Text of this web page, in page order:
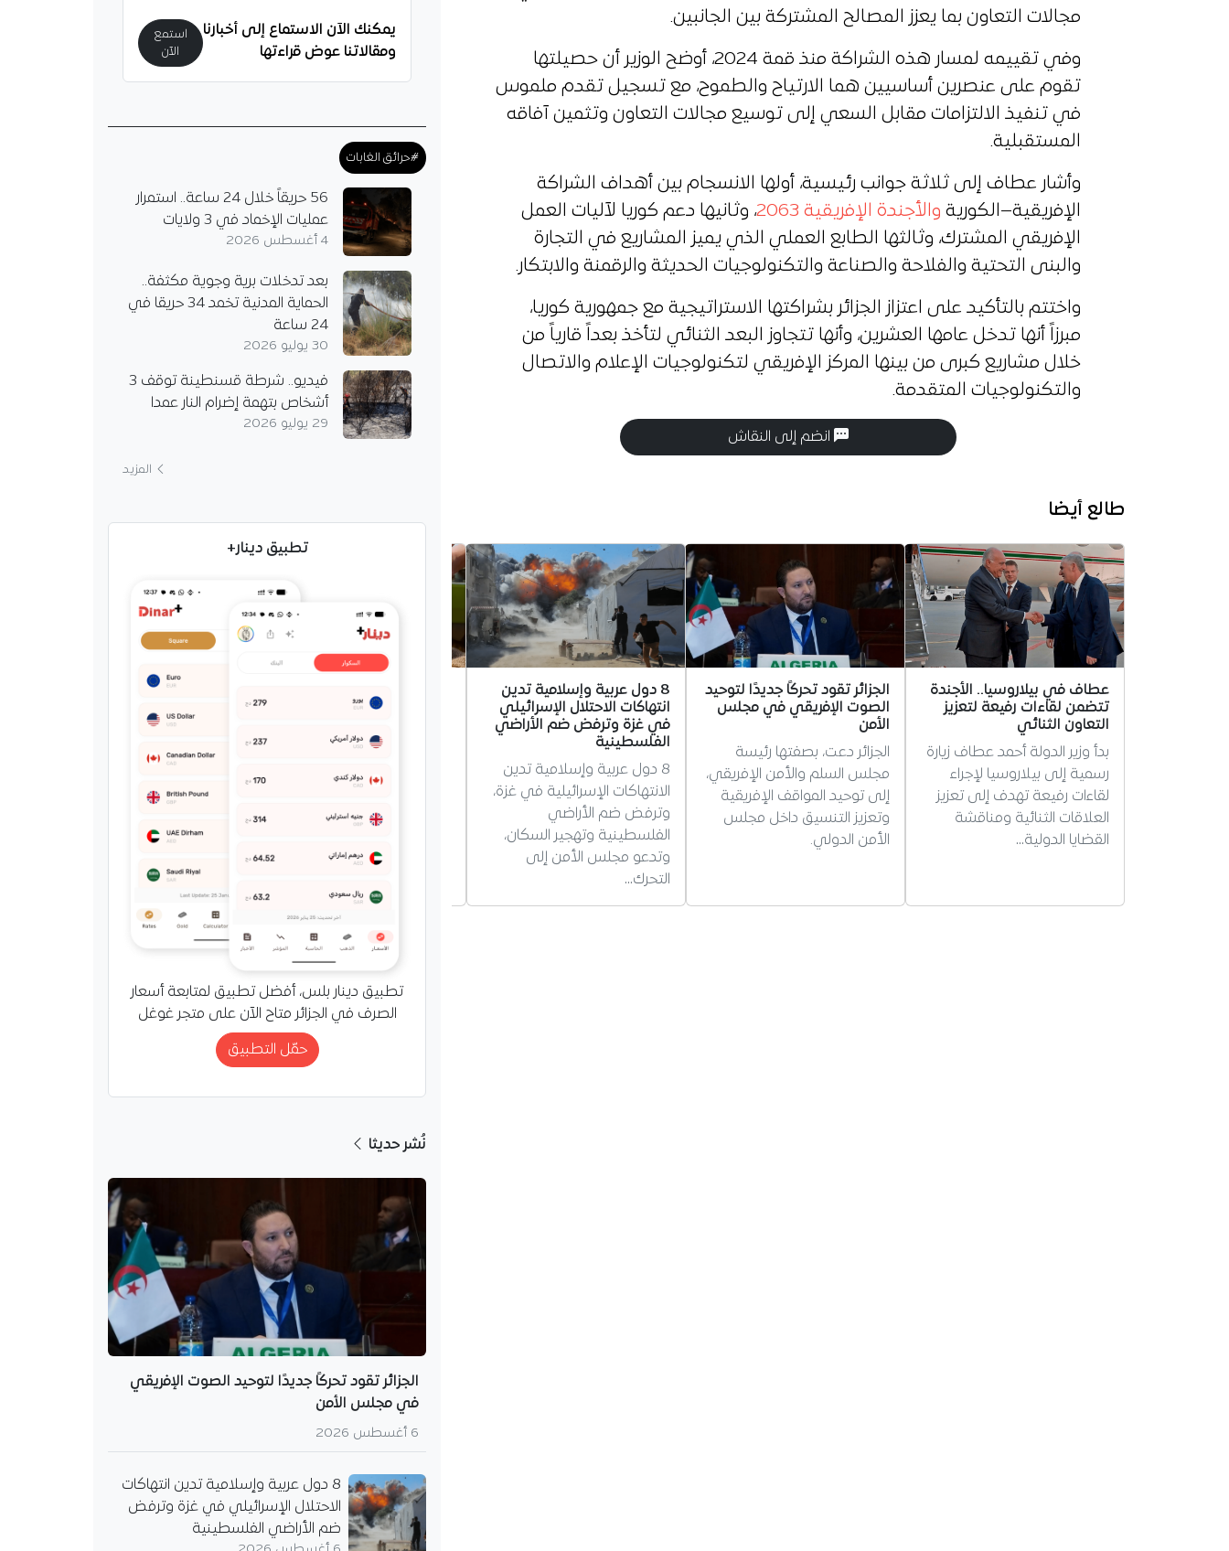
مجالات التعاون بما يعزز المصالح المشتركة بين الجانبين.
وفي تقييمه لمسار هذه الشراكة منذ قمة 2024، أوضح الوزير أن حصيلتها
تقوم على عنصرين أساسيين هما الارتياح والطموح، مع تسجيل تقدم ملموس
في تنفيذ الالتزامات مقابل السعي إلى توسيع مجالات التعاون وتثمين آفاقه
المستقبلية.
وأشار عطاف إلى ثلاثة جوانب رئيسية، أولها الانسجام بين أهداف الشراكة
الإفريقية–الكورية والأجندة الإفريقية 2063
، وثانيها دعم كوريا لآليات العمل
الإفريقي المشترك، وثالثها الطابع العملي الذي يميز المشاريع في التجارة
والبنى التحتية والفلاحة والصناعة والتكنولوجيات الحديثة والرقمنة والابتكار.
واختتم بالتأكيد على اعتزاز الجزائر بشراكتها الاستراتيجية مع جمهورية كوريا،
مبرزاً أنها تدخل عامها العشرين، وأنها تتجاوز البعد الثنائي لتأخذ بعداً قارياً من
خلال مشاريع كبرى من بينها المركز الإفريقي لتكنولوجيات الإعلام والاتصال
والتكنولوجيات المتقدمة.
انضم إلى النقاش
طالع أيضا
عطاف في بيلاروسيا.. الأجندة
تتضمن لقاءات رفيعة لتعزيز
التعاون الثنائي
بدأ وزير الدولة أحمد عطاف زيارة
رسمية إلى بيلاروسيا لإجراء
لقاءات رفيعة تهدف إلى تعزيز
العلاقات الثنائية ومناقشة
القضايا الدولية…
الجزائر تقود تحركًا جديدًا لتوحيد
الصوت الإفريقي في مجلس
الأمن
الجزائر دعت، بصفتها رئيسة
مجلس السلم والأمن الإفريقي،
إلى توحيد المواقف الإفريقية
وتعزيز التنسيق داخل مجلس
الأمن الدولي.
8 دول عربية وإسلامية تدين
انتهاكات الاحتلال الإسرائيلي
في غزة وترفض ضم الأراضي
الفلسطينية
8 دول عربية وإسلامية تدين
الانتهاكات الإسرائيلية في غزة،
وترفض ضم الأراضي
الفلسطينية وتهجير السكان،
وتدعو مجلس الأمن إلى
التحرك…
الصلب وتواصل استيراد القمح
من القمح اللين في مناقصة
للطن، رغم توقعات بموسم…
يمكنك الآن الاستماع إلى أخبارنا
ومقالاتنا عوض قراءتها
استمع
الآن
#حرائق الغابات
56 حريقاً خلال 24 ساعة.. استمرار
عمليات الإخماد في 3 ولايات
4 أغسطس 2026
بعد تدخلات برية وجوية مكثفة..
الحماية المدنية تخمد 34 حريقا في
24 ساعة
30 يوليو 2026
فيديو.. شرطة قسنطينة توقف 3
أشخاص بتهمة إضرام النار عمدا
29 يوليو 2026
المزيد
تطبيق دينار+
تطبيق دينار بلس، أفضل تطبيق لمتابعة أسعار
الصرف في الجزائر متاح الآن على متجر غوغل
حمّل التطبيق
نُشر حديثا
الجزائر تقود تحركًا جديدًا لتوحيد الصوت الإفريقي
في مجلس الأمن
6 أغسطس 2026
8 دول عربية وإسلامية تدين انتهاكات
الاحتلال الإسرائيلي في غزة وترفض
ضم الأراضي الفلسطينية